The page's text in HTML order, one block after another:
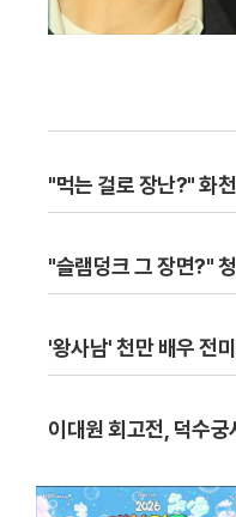
"먹는 걸로 장난?" 화
"슬램덩크 그 장면?"
'왕사남' 천만 배우 전
이대원 회고전, 덕수궁